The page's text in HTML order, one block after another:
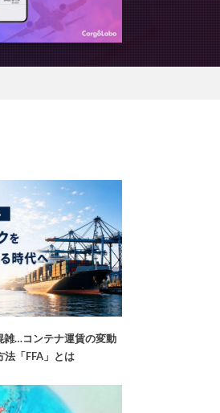
雑…コンテナ運賃の変動
法「FFA」とは